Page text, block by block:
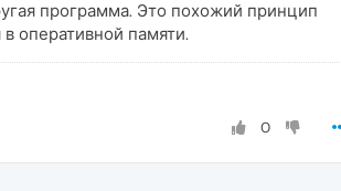
программа. Это похожий принцип
оперативной памяти.
0